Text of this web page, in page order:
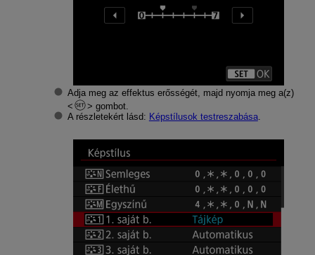
Adja meg az effektus erősségét, majd nyomja meg a(z)
gombot.
A részletekért lásd: Képstílusok testreszabása.